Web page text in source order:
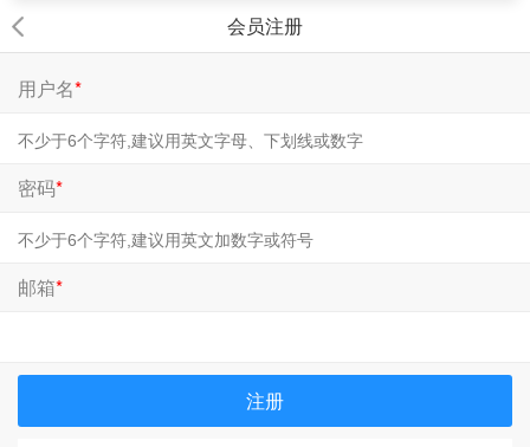
会员注册
用户名*
密码*
邮箱*
注册